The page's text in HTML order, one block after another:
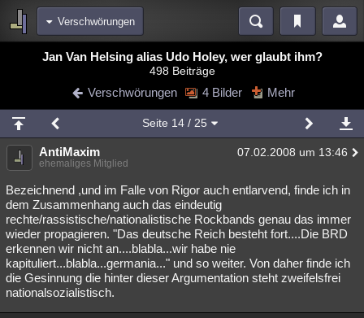
Verschwörungen
Bereiche
Blogs Videos
Chat Wiki Neuigkeiten
meine Rubriken
Menschen Wissenschaft Mystery Kriminalfälle
Spiritualität Verschwörungen Technologie Ufologie
Natur Umfragen Unterhaltung
weitere Rubriken
Philosophie Träume Orte Esoterik Literatur
Astronomie Helpdesk
Jan Van Helsing alias Udo Holey, wer glaubt ihm?
498 Beiträge
Verschwörungen 4 Bilder Mehr
Seite 14/ 25
AntiMaxim 07.02.2008 um 13:46
ehemaliges Mitglied
Bezeichnend ,und im Falle von Rigor auch entlarvend, finde ich in
dem Zusammenhang auch das eindeutig
rechte/rassistische/nationalistische Rockbands genau das immer
wieder propagieren. "Das deutsche Reich besteht fort....Die BRD
erkennen wir nicht an....blabla...wir habe nie
kapituliert...blabla...germania..." und so weiter. Von daher finde ich
die Gesinnung die hinter dieser Argumentation steht zweifelsfrei
nationalsozialistisch.